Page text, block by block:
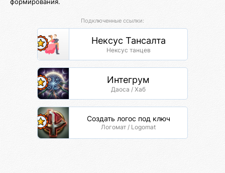
Подключенные ссылки:
Нексус Тансалта
Нексус танцев
Интегрум
Даоса / Хаб
Создать логос под ключ
Логомат / Logomat